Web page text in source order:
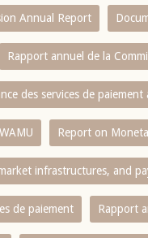
Annual Report
Rapport annuel de la
des services de
Report on
infrastructures, and
de paiement Rapport